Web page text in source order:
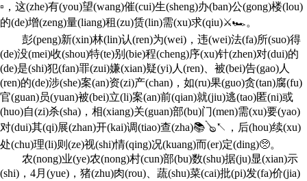
▫，这(zhe)有(you)望(wang)催(cui)生(sheng)办(ban)公(gong)楼(lou)
的(de)增(zeng)量(liang)租(zu)赁(lin)需(xu)求(qiu)⚔🏎。
彭(peng)新(xin)林(lin)认(ren)为(wei)，违(wei)法(fa)所(suo)得
(de)没(mei)收(shou)特(te)别(bie)程(cheng)序(xu)针(zhen)对(dui)的
(de)是(shi)犯(fan)罪(zui)嫌(xian)疑(yi)人(ren)、被(bei)告(gao)人
(ren)的(de)涉(she)案(an)资(zi)产(chan)，如(ru)果(guo)贪(tan)腐(fu)
官(guan)员(yuan)被(bei)立(li)案(an)前(qian)就(jiu)逃(tao)匿(ni)或
(huo)自(zi)杀(sha)，相(xiang)关(guan)部(bu)门(men)需(xu)要(yao)
对(dui)其(qi)展(zhan)开(kai)调(tiao)查(zha)📚🪕↖，后(hou)续(xu)
处(chu)理(li)则(ze)视(shi)情(qing)况(kuang)而(er)定(ding)🥺。
农(nong)业(ye)农(nong)村(cun)部(bu)数(shu)据(ju)显(xian)示
(shi)，4月(yue)，猪(zhu)肉(rou)、蔬(shu)菜(cai)批(pi)发(fa)价(jia)